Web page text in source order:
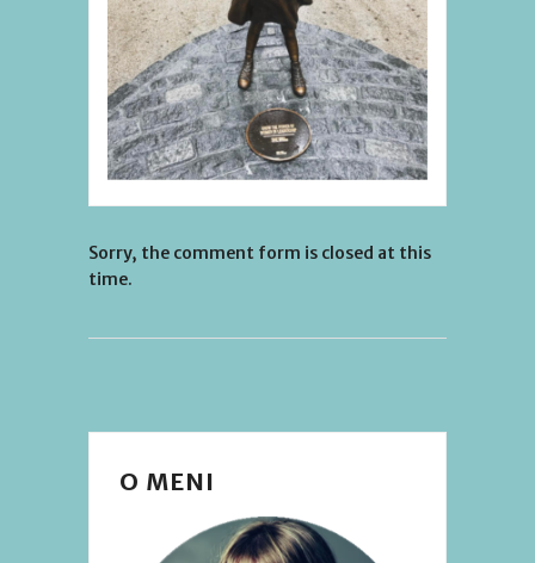
Sorry, the comment form is closed at this
time.
O MENI